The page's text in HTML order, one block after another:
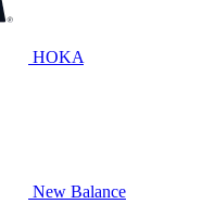
HOKA
New Balance